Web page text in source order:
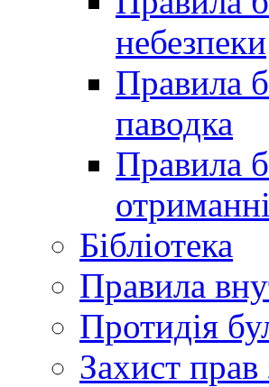
небезпеки
Правила
паводка
Правила
Бібліотека
Правила
Протидія
Захист прав